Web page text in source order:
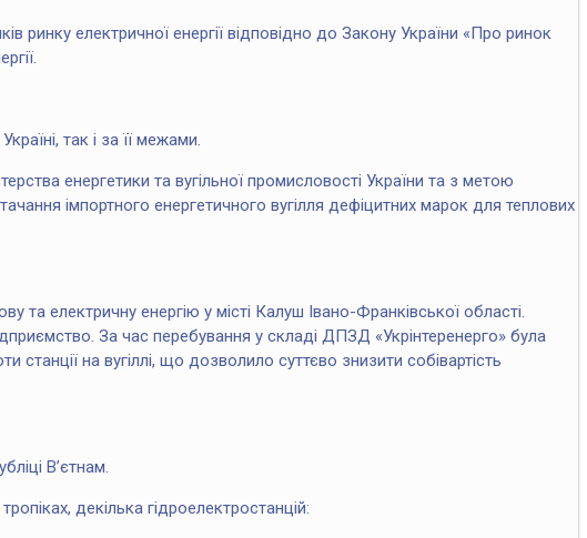
ринку електричної енергії відповідно до Закону України «Про ринок
так і за її межами.
енергетики та вугільної промисловості України та з метою
імпортного енергетичного вугілля дефіцитних марок для теплових
електричну енергію у місті Калуш Івано-Франківської області.
За час перебування у складі ДПЗД «Укрінтеренерго» була
на вугіллі, що дозволило суттєво знизити собівартість
В’єтнам.
декілька гідроелектростанцій: